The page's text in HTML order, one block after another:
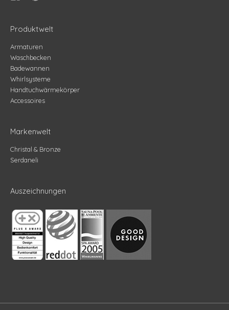
Produktwelt
Armaturen
Waschbecken
Badewannen
Whirlsysteme
Handtuchwärmekörper
Accessoires
Markenwelt
Christal & Bronze
Serdaneli
Auszeichnungen